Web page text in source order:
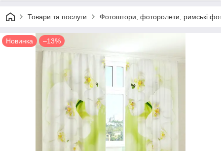
Товари та послуги Фотоштори, фоторолети, римські
Новинка –13%